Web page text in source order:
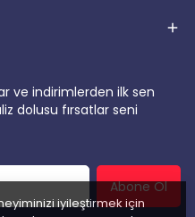
iyileştirmek için
ve indirimlerden ilk sen
dolusu fırsatlar seni
Abone Ol